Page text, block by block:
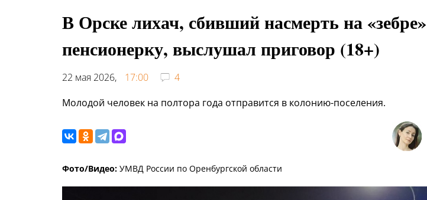
В Орске лихач, сбивший насмерть на «зебре»
пенсионерку, выслушал приговор (18+)
22 мая 2026, 17:00
4
Молодой человек на полтора года отправится в колонию-поселения.
Фото/Видео: УМВД России по Оренбургской области